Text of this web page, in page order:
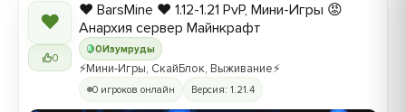
❤
0
0Изумруды
❤️ BarsMine ❤️ 1.12-1.21 PvP, Мини-Игры 😡
Анархия сервер Майнкрафт
⚡Мини-Игры, СкайБлок, Выживание⚡
0 игроков онлайн Версия: 1.21.4